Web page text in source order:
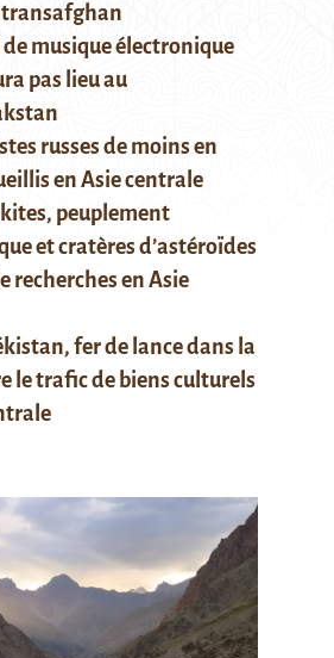
musique électronique
pas lieu au
russes de moins en
en Asie centrale
peuplement
et cratères d’astéroïdes
recherches en Asie
fer de lance dans la
le trafic de biens culturels